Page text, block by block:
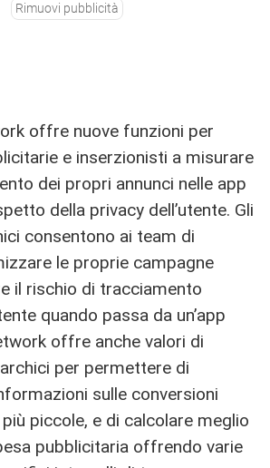
Rimuovi pubblicità
offre nuove funzioni per
e inserzionisti a misurare
dei propri annunci nelle app
della privacy dell’utente. Gli
consentono ai team di
le proprie campagne
il rischio di tracciamento
quando passa da un’app
offre anche valori di
per permettere di
sulle conversioni
piccole, e di calcolare meglio
pubblicitaria offrendo varie